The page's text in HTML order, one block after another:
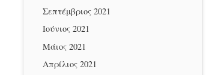
Σεπτέμβριος 2021
Ιούνιος 2021
Μάιος 2021
Απρίλιος 2021